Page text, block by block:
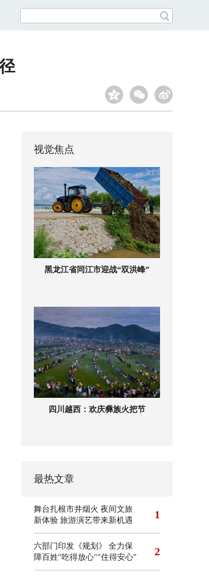
视觉焦点
黑龙江省同江市迎战“双洪峰”
四川越西：欢庆彝族火把节
最热文章
舞台扎根市井烟火 夜间文旅
新体验 旅游演艺带来新机遇 1
六部门印发《规划》 全力保
障百姓"吃得放心""住得安心"
2